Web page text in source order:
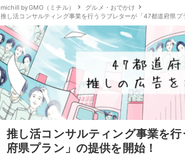
michill byGMO（ミチル）
グルメ・おでかけ
推し活コンサルティング事業を行うラブレターが「47都道府県プ
推し活コンサルティング事業を
府県プラン」の提供を開始！